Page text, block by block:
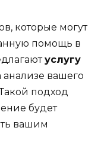
которые могут
помощь в
услугу
вашего
подход
будет
вашим